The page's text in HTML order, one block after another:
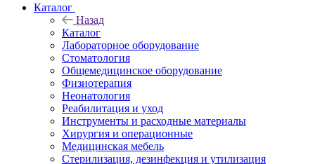
Каталог
Назад
Каталог
Лабораторное оборудование
Стоматология
Общемедицинское оборудование
Физиотерапия
Неонатология
Реабилитация и уход
Инструменты и расходные материалы
Хирургия и операционные
Медицинская мебель
Стерилизация, дезинфекция и утилизация